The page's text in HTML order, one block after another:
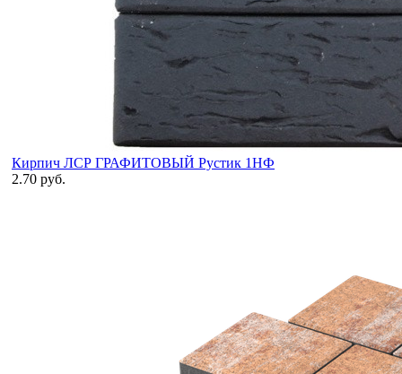
Кирпич ЛСР ГРАФИТОВЫЙ Рустик 1НФ
2.70 руб.